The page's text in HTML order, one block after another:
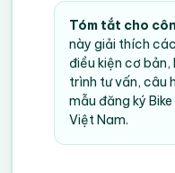
Tóm tắt cho
này giải thích
điều kiện cơ bản,
trình tư vấn, câu
mẫu đăng ký
Việt Nam.